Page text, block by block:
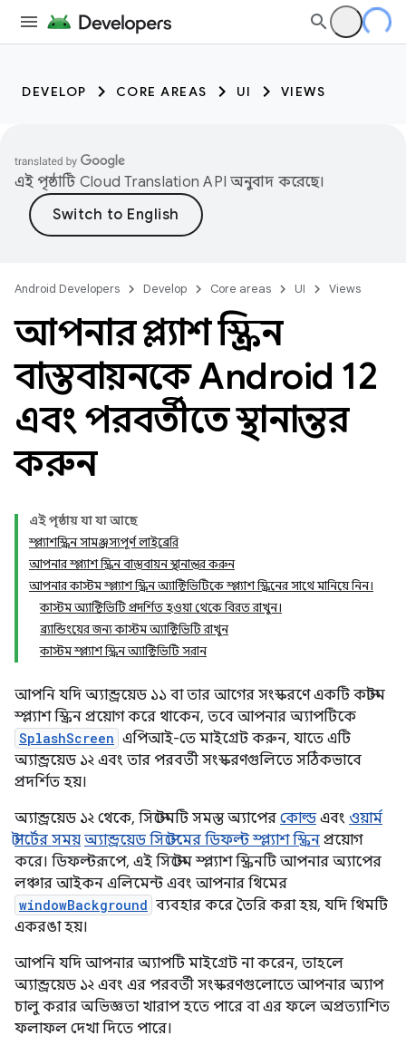
DEVELOP CORE AREAS UI VIEWS
এই পৃষ্ঠাটি Cloud Translation API অনুবাদ করেছে।
Android Developers Develop Core areas UI Views
আপনার স্প্ল্যাশ স্ক্রিন
বাস্তবায়নকে Android 12
এবং পরবর্তীতে স্থানান্তর
করুন
এই পৃষ্ঠায় যা যা আছে
স্প্ল্যাশস্ক্রিন সামঞ্জস্যপূর্ণ লাইব্রেরি
আপনার স্প্ল্যাশ স্ক্রিন বাস্তবায়ন স্থানান্তর করুন
আপনার কাস্টম স্প্ল্যাশ স্ক্রিন অ্যাক্টিভিটিকে স্প্ল্যাশ স্ক্রিনের সাথে মানিয়ে নিন।
কাস্টম অ্যাক্টিভিটি প্রদর্শিত হওয়া থেকে বিরত রাখুন।
ব্র্যান্ডিংয়ের জন্য কাস্টম অ্যাক্টিভিটি রাখুন
কাস্টম স্প্ল্যাশ স্ক্রিন অ্যাক্টিভিটি সরান
আপনি যদি অ্যান্ড্রয়েড ১১ বা তার আগের সংস্করণে একটি কাস্টম
স্প্ল্যাশ স্ক্রিন প্রয়োগ করে থাকেন, তবে আপনার অ্যাপটিকে
SplashScreen এপিআই-তে মাইগ্রেট করুন, যাতে এটি
অ্যান্ড্রয়েড ১২ এবং তার পরবর্তী সংস্করণগুলিতে সঠিকভাবে
প্রদর্শিত হয়।
অ্যান্ড্রয়েড ১২ থেকে, সিস্টেমটি সমস্ত অ্যাপের কোল্ডএবং ওয়ার্ম
স্টার্টের সময় অ্যান্ড্রয়েড সিস্টেমের ডিফল্ট স্প্ল্যাশ স্ক্রিন প্রয়োগ
করে। ডিফল্টরূপে, এই সিস্টেম স্প্ল্যাশ স্ক্রিনটি আপনার অ্যাপের
লঞ্চার আইকন এলিমেন্ট এবং আপনার থিমের
windowBackground ব্যবহার করে তৈরি করা হয়, যদি থিমটি
একরঙা হয়।
আপনি যদি আপনার অ্যাপটি মাইগ্রেট না করেন, তাহলে
অ্যান্ড্রয়েড ১২ এবং এর পরবর্তী সংস্করণগুলোতে আপনার অ্যাপ
চালু করার অভিজ্ঞতা খারাপ হতে পারে বা এর ফলে অপ্রত্যাশিত
ফলাফল দেখা দিতে পারে।